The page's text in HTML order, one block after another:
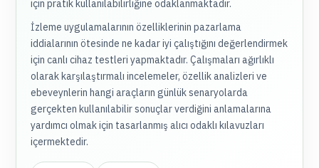
için pratik kullanılabilirliğine odaklanmaktadır.
İzleme uygulamalarının özelliklerinin pazarlama
iddialarının ötesinde ne kadar iyi çalıştığını değerlendirmek
için canlı cihaz testleri yapmaktadır. Çalışmaları ağırlıklı
olarak karşılaştırmalı incelemeler, özellik analizleri ve
ebeveynlerin hangi araçların günlük senaryolarda
gerçekten kullanılabilir sonuçlar verdiğini anlamalarına
yardımcı olmak için tasarlanmış alıcı odaklı kılavuzları
içermektedir.